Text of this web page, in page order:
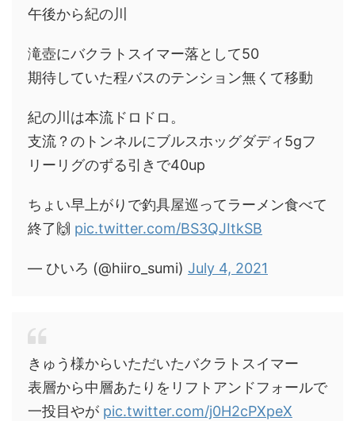
午後から紀の川
滝壺にバクラトスイマー落として50
期待していた程バスのテンション無くて移動
紀の川は本流ドロドロ。
支流？のトンネルにブルスホッグダディ5gフ
リーリグのずる引きで40up
ちょい早上がりで釣具屋巡ってラーメン食べて
終了🙌 pic.twitter.com/BS3QJItkSB
— ひいろ (@hiiro_sumi) July 4, 2021
きゅう様からいただいたバクラトスイマー
表層から中層あたりをリフトアンドフォールで
一投目やが pic.twitter.com/j0H2cPXpeX